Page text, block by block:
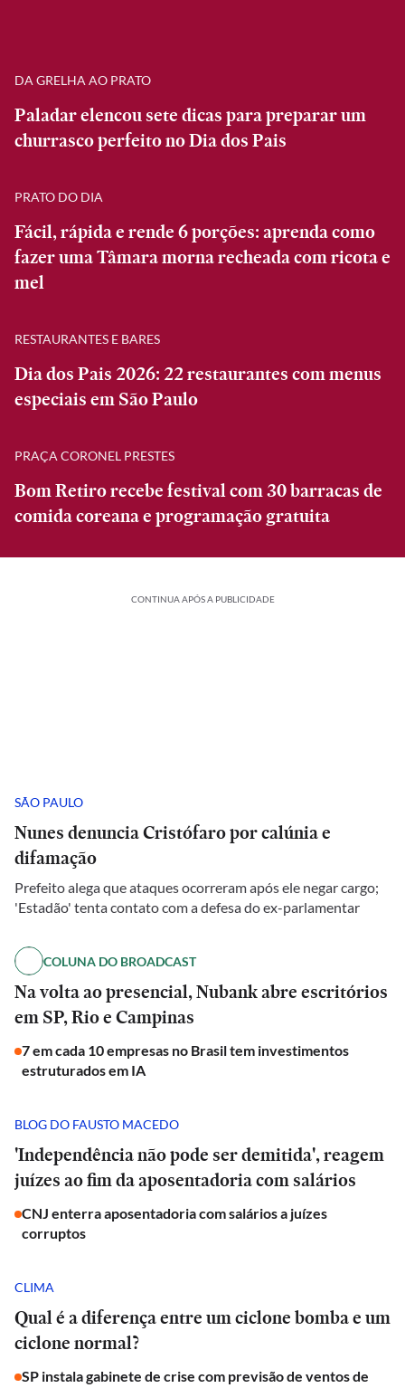
DA GRELHA AO PRATO
Paladar elencou sete dicas para preparar um
churrasco perfeito no Dia dos Pais
PRATO DO DIA
Fácil, rápida e rende 6 porções: aprenda como
fazer uma Tâmara morna recheada com ricota e
mel
RESTAURANTES E BARES
Dia dos Pais 2026: 22 restaurantes com menus
especiais em São Paulo
PRAÇA CORONEL PRESTES
Bom Retiro recebe festival com 30 barracas de
comida coreana e programação gratuita
CONTINUA APÓS A PUBLICIDADE
SÃO PAULO
Nunes denuncia Cristófaro por calúnia e
difamação
Prefeito alega que ataques ocorreram após ele negar cargo;
'Estadão' tenta contato com a defesa do ex-parlamentar
COLUNA DO BROADCAST
Na volta ao presencial, Nubank abre escritórios
em SP, Rio e Campinas
7 em cada 10 empresas no Brasil tem investimentos
estruturados em IA
BLOG DO FAUSTO MACEDO
'Independência não pode ser demitida', reagem
juízes ao fim da aposentadoria com salários
CNJ enterra aposentadoria com salários a juízes
corruptos
CLIMA
Qual é a diferença entre um ciclone bomba e um
ciclone normal?
SP instala gabinete de crise com previsão de ventos de